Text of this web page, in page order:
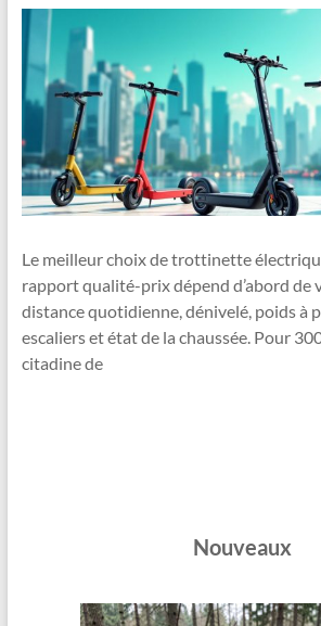
Le meilleur choix de trottinette
rapport qualité-prix dépend d’abord de
distance quotidienne, dénivelé, poids à
escaliers et état de la chaussée. Pour
citadine de
Nouveaux